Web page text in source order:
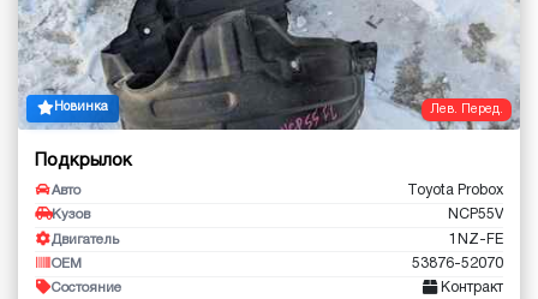
Лев. Перед.
Новинка
Подкрылок
Авто Toyota Probox
Кузов NCP55V
Двигатель 1NZ-FE
OEM 53876-52070
Состояние Контракт